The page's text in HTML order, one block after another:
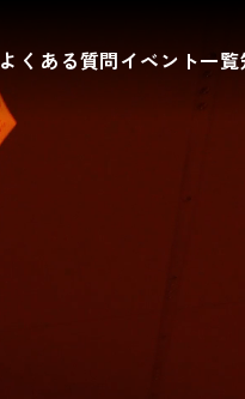
よくある質問イベント一覧